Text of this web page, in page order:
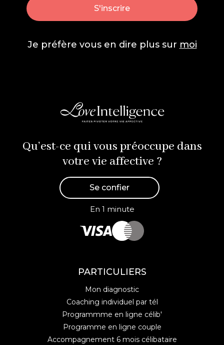
Je préfère vous en dire plus sur moi
Qu’est-ce qui vous préoccupe dans
votre vie affective ?
Se confier
En 1 minute
PARTICULIERS
Mon diagnostic
Coaching individuel par tél
Programmme en ligne célib'
Programme en ligne couple
Accompagnement 6 mois célibataire